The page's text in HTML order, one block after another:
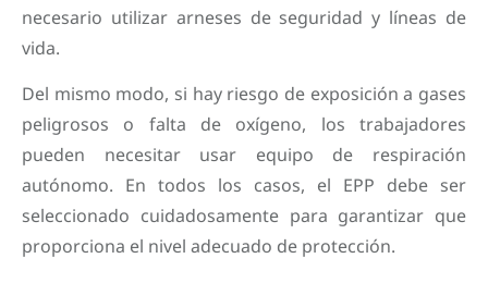
necesario utilizar arneses de seguridad y líneas de
vida.
Del mismo modo, si hay riesgo de exposición a gases
peligrosos o falta de oxígeno, los trabajadores
pueden necesitar usar equipo de respiración
autónomo. En todos los casos, el EPP debe ser
seleccionado cuidadosamente para garantizar que
proporciona el nivel adecuado de protección.